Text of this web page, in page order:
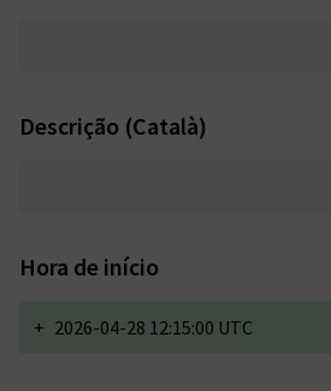
Descrição (Català)
Hora de início
+ 2026-04-28 12:15:00 UTC